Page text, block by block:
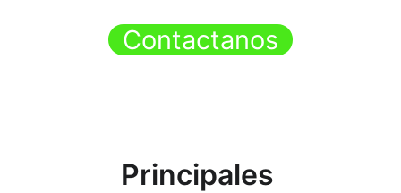
Contactanos
Principales